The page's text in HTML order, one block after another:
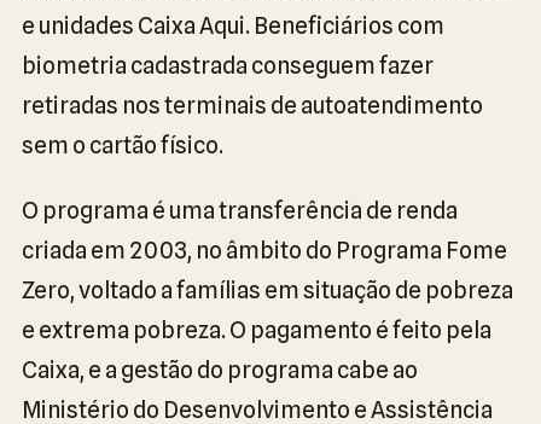
e unidades Caixa Aqui. Beneficiários com
biometria cadastrada conseguem fazer
retiradas nos terminais de autoatendimento
sem o cartão físico.
O programa é uma transferência de renda
criada em 2003, no âmbito do Programa Fome
Zero, voltado a famílias em situação de pobreza
e extrema pobreza. O pagamento é feito pela
Caixa, e a gestão do programa cabe ao
Ministério do Desenvolvimento e Assistência